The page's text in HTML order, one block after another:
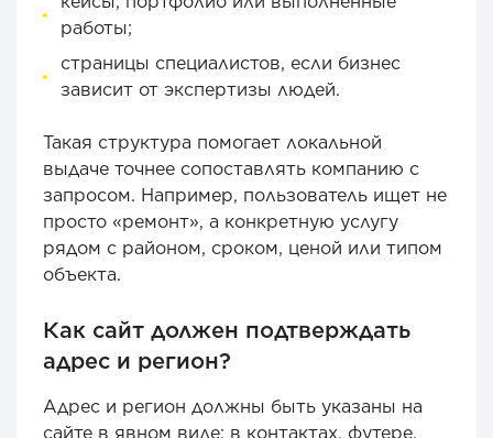
работы;
страницы специалистов, если бизнес
зависит от экспертизы людей.
Такая структура помогает локальной
выдаче точнее сопоставлять компанию с
запросом. Например, пользователь ищет не
просто «ремонт», а конкретную услугу
рядом с районом, сроком, ценой или типом
объекта.
Как сайт должен подтверждать
адрес и регион?
Адрес и регион должны быть указаны на
сайте в явном виде: в контактах, футере,